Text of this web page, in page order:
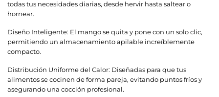
todas tus necesidades diarias, desde hervir hasta saltear o
hornear.
Diseño Inteligente: El mango se quita y pone con un solo clic,
permitiendo un almacenamiento apilable increíblemente
compacto.
Distribución Uniforme del Calor: Diseñadas para que tus
alimentos se cocinen de forma pareja, evitando puntos fríos y
asegurando una cocción profesional.